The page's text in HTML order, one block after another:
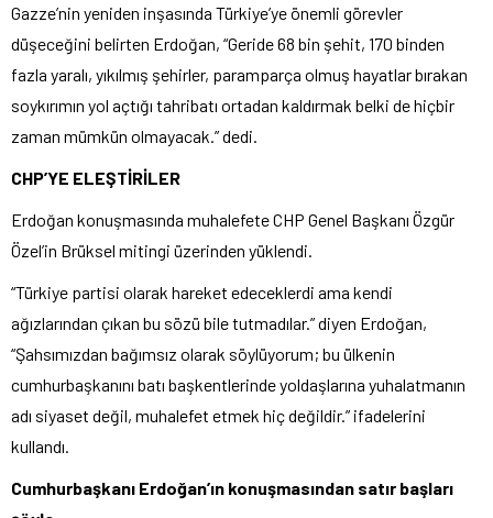
Gazze’nin yeniden inşasında Türkiye’ye önemli görevler
düşeceğini belirten Erdoğan, “Geride 68 bin şehit, 170 binden
fazla yaralı, yıkılmış şehirler, paramparça olmuş hayatlar bırakan
soykırımın yol açtığı tahribatı ortadan kaldırmak belki de hiçbir
zaman mümkün olmayacak.” dedi.
CHP’YE ELEŞTİRİLER
Erdoğan konuşmasında muhalefete CHP Genel Başkanı Özgür
Özel’in Brüksel mitingi üzerinden yüklendi.
“Türkiye partisi olarak hareket edeceklerdi ama kendi
ağızlarından çıkan bu sözü bile tutmadılar.” diyen Erdoğan,
“Şahsımızdan bağımsız olarak söylüyorum; bu ülkenin
cumhurbaşkanını batı başkentlerinde yoldaşlarına yuhalatmanın
adı siyaset değil, muhalefet etmek hiç değildir.” ifadelerini
kullandı.
Cumhurbaşkanı Erdoğan’ın konuşmasından satır başları